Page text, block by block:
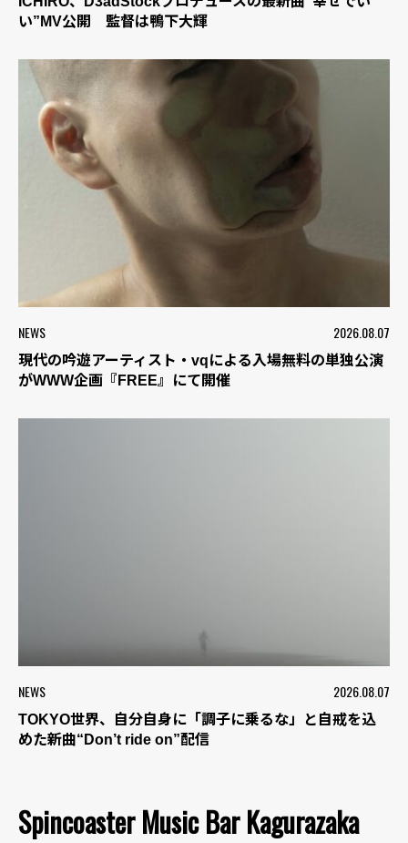
い”MV公開 監督は鴨下大輝
NEWS 2026.08.07
現代の吟遊アーティスト・vqによる入場無料の単独公演
がWWW企画『FREE』にて開催
NEWS 2026.08.07
TOKYO世界、自分自身に「調子に乗るな」と自戒を込
めた新曲“Don’t ride on”配信
Spincoaster Music Bar Kagurazaka